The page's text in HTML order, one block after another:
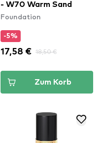
- W70 Warm Sand
Foundation
-5%
17,58 € 18,50 €
Zum Korb